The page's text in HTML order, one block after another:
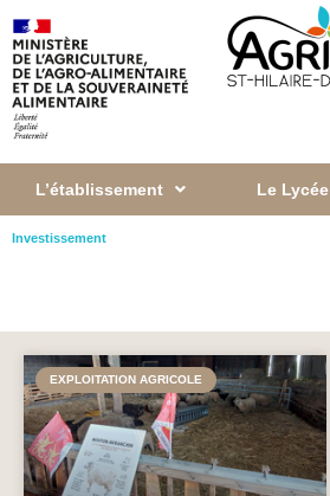
L’établissement Le Lycée
Investissement
EXPLOITATION AGRICOLE